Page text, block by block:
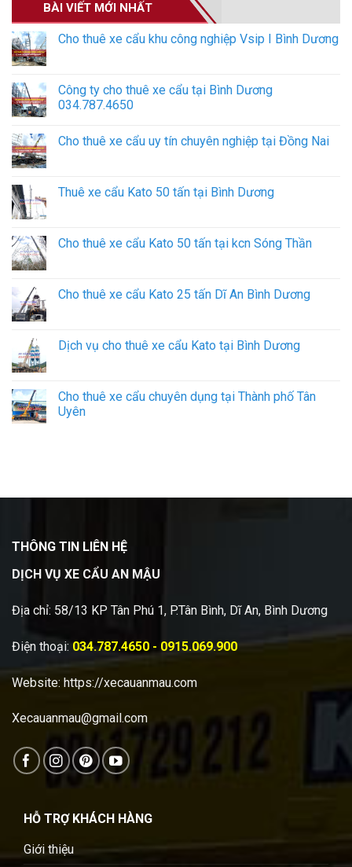
BÀI VIẾT MỚI NHẤT
Cho thuê xe cẩu khu công nghiệp Vsip I Bình Dương
Công ty cho thuê xe cẩu tại Bình Dương
034.787.4650
Cho thuê xe cẩu uy tín chuyên nghiệp tại Đồng Nai
Thuê xe cẩu Kato 50 tấn tại Bình Dương
Cho thuê xe cẩu Kato 50 tấn tại kcn Sóng Thần
Cho thuê xe cẩu Kato 25 tấn Dĩ An Bình Dương
Dịch vụ cho thuê xe cẩu Kato tại Bình Dương
Cho thuê xe cẩu chuyên dụng tại Thành phố Tân
Uyên
THÔNG TIN LIÊN HỆ
DỊCH VỤ XE CẨU AN MẬU
Địa chỉ: 58/13 KP Tân Phú 1, P.Tân Bình, Dĩ An, Bình Dương
Điện thoại: 034.787.4650 - 0915.069.900
Website: https://xecauanmau.com
Xecauanmau@gmail.com
HỖ TRỢ KHÁCH HÀNG
Giới thiệu